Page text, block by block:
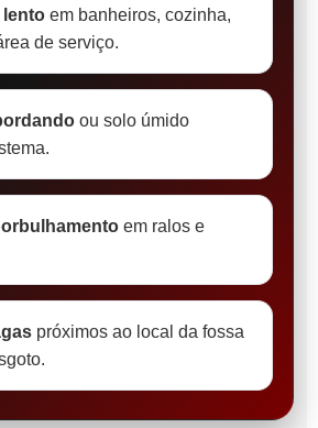
lento em banheiros, cozinha,
de serviço.
ou solo úmido
em ralos e
próximos ao local da fossa